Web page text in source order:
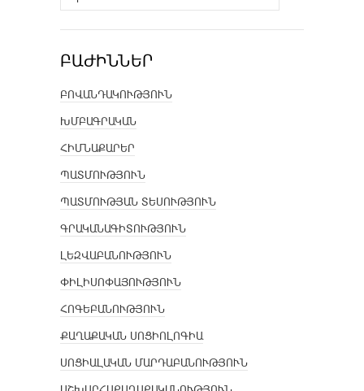
ԲԱԺԻՆՆԵՐ
ԲՈՎԱՆԴԱԿՈՒԹՅՈՒՆ
ԽՄԲԱԳՐԱԿԱՆ
ՀԻՄՆԱՔԱՐԵՐ
ՊԱՏՄՈՒԹՅՈՒՆ
ՊԱՏՄՈՒԹՅԱՆ ՏԵՍՈՒԹՅՈՒՆ
ԳՐԱԿԱՆԱԳԻՏՈՒԹՅՈՒՆ
ԼԵԶՎԱԲԱՆՈՒԹՅՈՒՆ
ՓԻԼԻՍՈՓԱՅՈՒԹՅՈՒՆ
ՀՈԳԵԲԱՆՈՒԹՅՈՒՆ
ՔԱՂԱՔԱԿԱՆ ՍՈՑԻՈԼՈԳԻԱ
ՍՈՑԻԱԼԱԿԱՆ ՄԱՐԴԱԲԱՆՈՒԹՅՈՒՆ